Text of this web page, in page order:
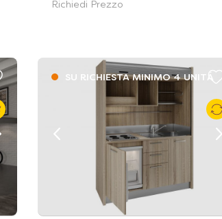
Richiedi Prezzo
SU RICHIESTA MINIMO 4 UNITÁ